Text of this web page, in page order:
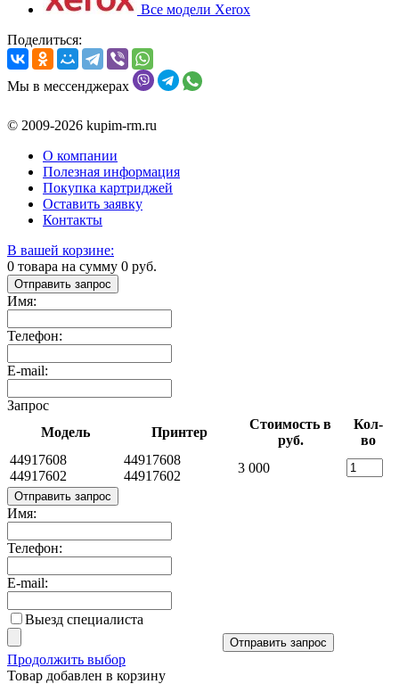
Все модели Xerox
Поделиться:
Мы в мессенджерах
© 2009-2026 kupim-rm.ru
О компании
Полезная информация
Покупка картриджей
Оставить заявку
Контакты
В вашей корзине:
0 товара на сумму 0 руб.
Отправить запрос
Имя:
Телефон:
E-mail:
Запрос
Модель
Принтер
Стоимость в
руб.
Кол-
во
44917608
44917602
44917608
44917602
3 000
Отправить запрос
Имя:
Телефон:
E-mail:
Выезд специалиста
Отправить запрос
Продолжить выбор
Товар добавлен в корзину